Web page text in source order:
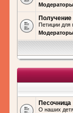
Петиции для
Песочница
О наших